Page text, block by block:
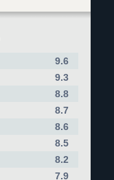
9.6
9.3
8.8
8.7
8.6
8.5
8.2
7.9